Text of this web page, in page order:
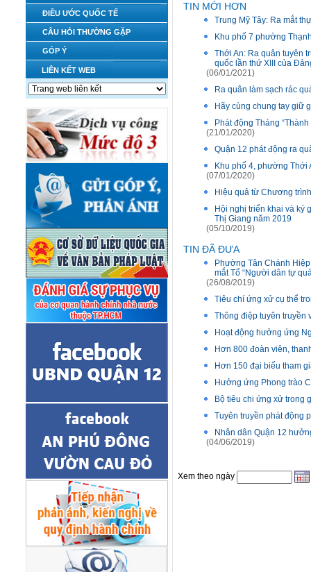
ĐIỀU ƯỚC QUỐC TẾ
CÂU HỎI THƯỜNG GẶP
GÓP Ý
LIÊN KẾT WEB
TIN MỚI HƠN
Trung Mỹ Tây: Ra mắt
Khu phố 7 phường
Thới An: Ra quân tuyên
quốc lần thứ XIII của
(06/01/2021)
Ra quân làm sạch rác
Hãy cùng chung tay giữ
Phát động Tháng
(21/01/2020)
Quận 12 phát động ra
Khu phố 4, phường Thới
(07/01/2020)
Hiệu quả từ Chương
Hội nghị triển khai và ký
Thị Giang năm 2019
(05/10/2019)
TIN ĐÃ ĐƯA
Phường Tân Chánh
mắt Tổ “Người dân tự
(26/08/2019)
Tiêu chí ứng xử cụ thể
Thông điệp tuyên truyền
Hoạt động hưởng ứng
Hơn 800 đoàn viên,
Hơn 150 đại biểu tham
Hưởng ứng Phong trào
Bộ tiêu chi ứng xử trong
Tuyên truyền phát động
Nhân dân Quận 12
(04/06/2019)
Xem theo ngày